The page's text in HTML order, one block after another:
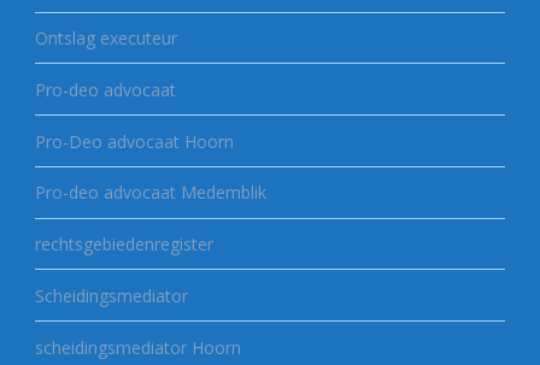
Ontslag executeur
Pro-deo advocaat
Pro-Deo advocaat Hoorn
Pro-deo advocaat Medemblik
rechtsgebiedenregister
Scheidingsmediator
scheidingsmediator Hoorn